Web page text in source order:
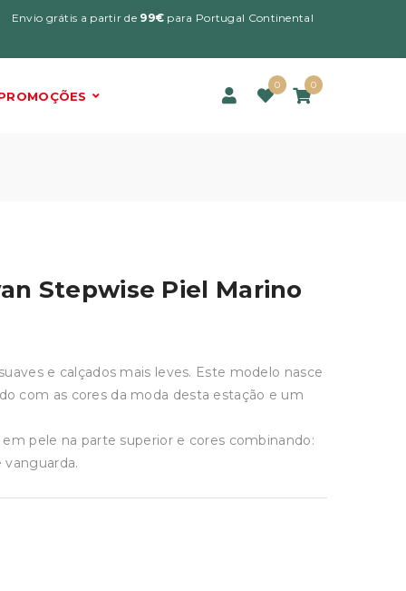
Envio grátis a partir de 99€ para Portugal Continental
0 0
Stepwise Piel Marino
e calçados mais leves. Este modelo nasce
com as cores da moda desta estação e um
pele na parte superior e cores combinando: